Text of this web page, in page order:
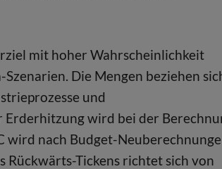
mit hoher Wahrscheinlichkeit
Die Mengen beziehen
und
Erderhitzung wird bei der
wird nach Budget-
Rückwärts-Tickens richtet sich von